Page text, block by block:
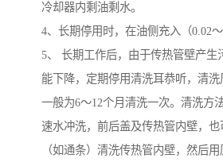
冷却器内剩油剩水。
4、长期停用时，在油侧充入（0.02～
5、 长期工作后，由于传热管壁产生
能下降，定期停用清洗耳恭听，清洗
一般为6～12个月清洗一次。清洗方
速水冲洗，前后盖及传热管内壁，
（如通条）清洗传热管内壁，然后